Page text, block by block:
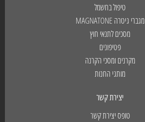
טיפול בחשמל
מגברי גיטרה MAGNATONE
מסכים לתנאי חוץ
פטיפונים
מקרנים ומסכי הקרנה
מותגי החנות
יצירת קשר
טופס יצירת קשר